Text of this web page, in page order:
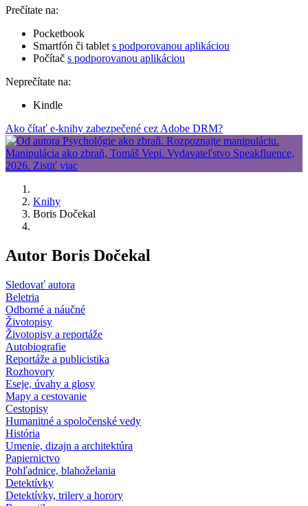
Prečítate na:
Pocketbook
Smartfón či tablet s podporovanou aplikáciou
Počítač s podporovanou aplikáciou
Neprečítate na:
Kindle
Ako čítať e-knihy zabezpečené cez Adobe DRM?
Knihy
Boris Dočekal
Autor Boris Dočekal
Sledovať autora
Beletria
Odborné a náučné
Životopisy
Životopisy a reportáže
Autobiografie
Reportáže a publicistika
Rozhovory
Eseje, úvahy a glosy
Mapy a cestovanie
Cestopisy
Humanitné a spoločenské vedy
História
Umenie, dizajn a architektúra
Papiernictvo
Pohľadnice, blahoželania
Detektívky
Detektívky, trilery a horory